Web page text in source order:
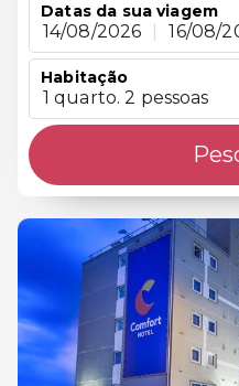
Datas da sua viagem
14/08/2026 16/08/
Habitação
1 quarto. 2 pessoas